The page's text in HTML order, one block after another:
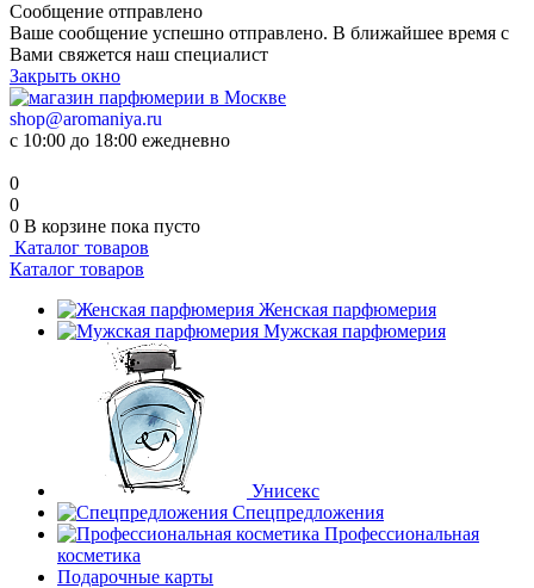
Сообщение отправлено
Ваше сообщение успешно отправлено. В ближайшее время с
Вами свяжется наш специалист
Закрыть окно
shop@aromaniya.ru
с 10:00 до 18:00 ежедневно
0
0
0 В корзине пока пусто
Каталог товаров
Каталог товаров
Женская парфюмерия
Мужская парфюмерия
Унисекс
Спецпредложения
Профессиональная
косметика
Подарочные карты